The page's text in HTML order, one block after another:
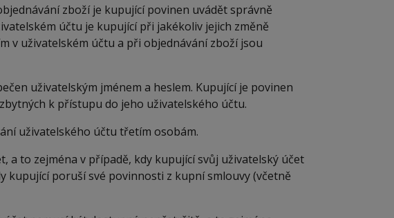
zboží je kupující povinen uvádět správně
účtu je kupující při jakékoliv jejich změně
v uživatelském účtu a při objednávání zboží jsou
uživatelským jménem a heslem. Kupující je povinen
k přístupu do jeho uživatelského účtu.
uživatelského účtu třetím osobám.
to zejména v případě, kdy kupující svůj uživatelský účet
kupující poruší své povinnosti z kupní smlouvy (včetně